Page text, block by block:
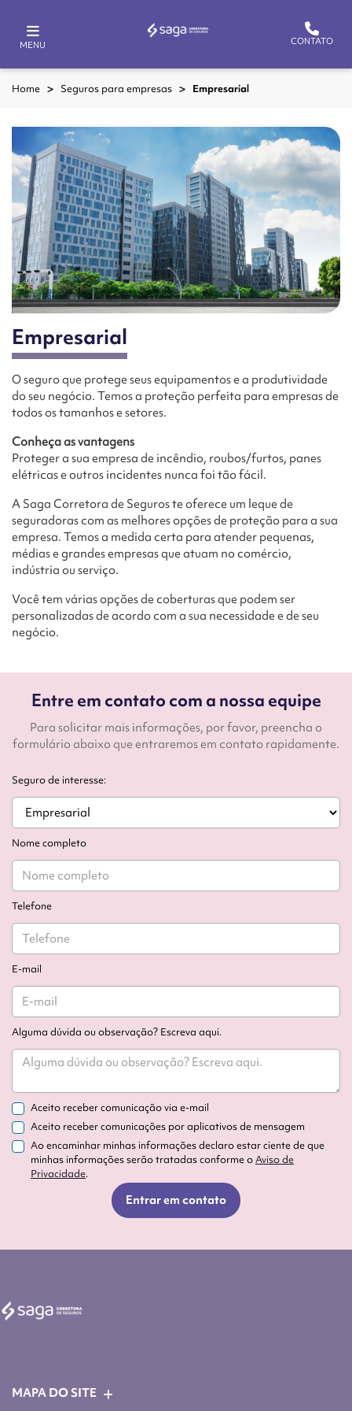
MENU CONTATO
Home Seguros para empresas Empresarial
Empresarial
O seguro que protege seus equipamentos e a produtividade
do seu negócio. Temos a proteção perfeita para empresas de
todos os tamanhos e setores.
Conheça as vantagens
Proteger a sua empresa de incêndio, roubos/furtos, panes
elétricas e outros incidentes nunca foi tão fácil.
A Saga Corretora de Seguros te oferece um leque de
seguradoras com as melhores opções de proteção para a sua
empresa. Temos a medida certa para atender pequenas,
médias e grandes empresas que atuam no comércio,
indústria ou serviço.
Você tem várias opções de coberturas que podem ser
personalizadas de acordo com a sua necessidade e de seu
negócio.
Entre em contato com a nossa equipe
Para solicitar mais informações, por favor, preencha o
formulário abaixo que entraremos em contato rapidamente.
Seguro de interesse:
Nome completo
Telefone
E-mail
Alguma dúvida ou observação? Escreva aqui.
Aceito receber comunicação via e-mail
Aceito receber comunicações por aplicativos de mensagem
Ao encaminhar minhas informações declaro estar ciente de que
minhas informações serão tratadas conforme oAviso de
Privacidade.
Entrar em contato
MAPA DO SITE